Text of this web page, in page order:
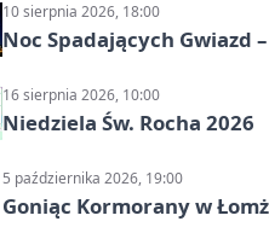
10 sierpnia 2026, 18:00
Noc Spadających Gwiazd
16 sierpnia 2026, 10:00
Niedziela Św. Rocha 2026
5 października 2026, 19:00
Goniąc Kormorany w